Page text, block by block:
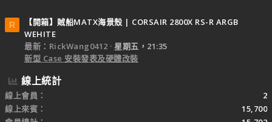
R
【開箱】賊船MATX海景殼 | CORSAIR 2800X RS-R ARGB
WEHITE
最新：RickWang0412
星期五，21:35
新型 Case 安裝發表及硬體改裝
線上統計
線上會員
2
線上來賓
15,700